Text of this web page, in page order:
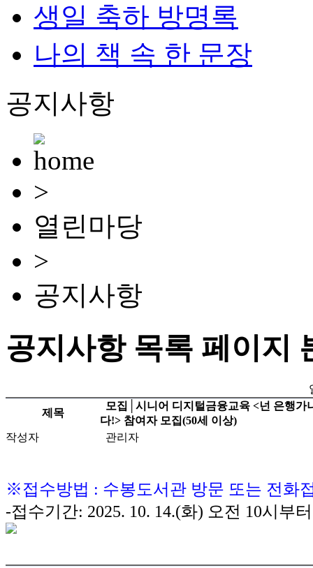
생일 축하 방명록
나의 책 속 한 문장
공지사항
>
열린마당
>
공지사항
공지사항 목록 페이지
제목
모집│시니어 디지털금융교육 <넌 은행가
다!> 참여자 모집(50세 이상)
작성자
관리자
※접수방법 : 수봉도서관 방문 또는 전화
-접수기간: 2025. 10. 14.(화) 오전 10시부